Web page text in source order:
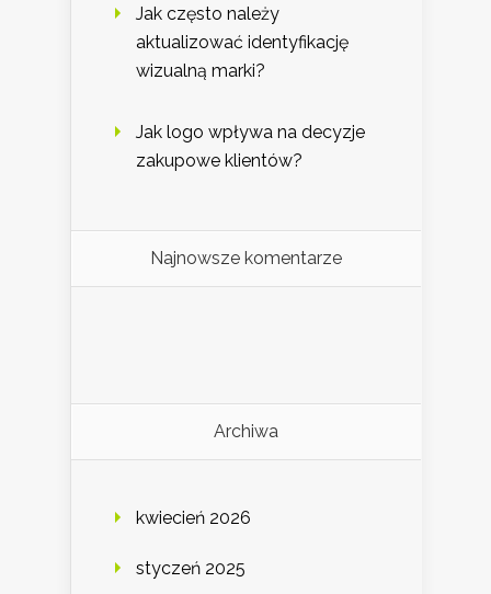
Jak często należy
aktualizować identyfikację
wizualną marki?
Jak logo wpływa na decyzje
zakupowe klientów?
Najnowsze komentarze
Archiwa
kwiecień 2026
styczeń 2025